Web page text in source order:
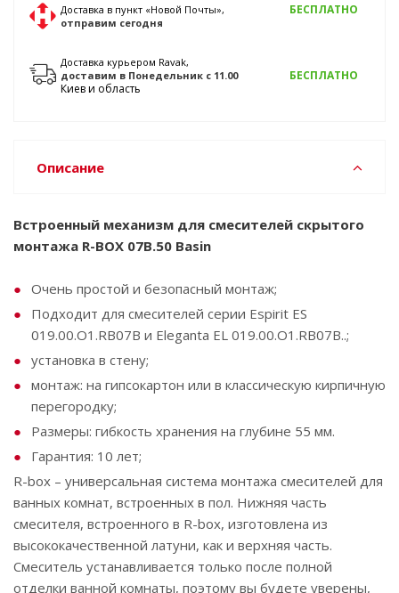
Доставка в пункт «Новой Почты»,
отправим сегодня
БЕСПЛАТНО
Доставка курьером Ravak,
доставим в Понедельник с 11.00
Киев и область
БЕСПЛАТНО
Описание
Встроенный механизм для смесителей скрытого
монтажа R-BOX 07B.50 Basin
Очень простой и безопасный монтаж;
Подходит для смесителей серии Espirit ES
019.00.O1.RB07B и Eleganta EL 019.00.O1.RB07B..;
установка в стену;
монтаж: на гипсокартон или в классическую кирпичную
перегородку;
Размеры: гибкость хранения на глубине 55 мм.
Гарантия: 10 лет;
R-box – универсальная система монтажа смесителей для
ванных комнат, встроенных в пол. Нижняя часть
смесителя, встроенного в R-box, изготовлена ​​из
высококачественной латуни, как и верхняя часть.
Смеситель устанавливается только после полной
отделки ванной комнаты, поэтому вы будете уверены,